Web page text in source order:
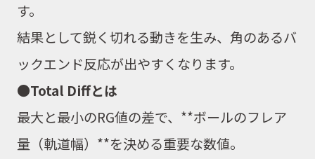
す。
結果として鋭く切れる動きを生み、角のあるバ
ックエンド反応が出やすくなります。
●Total Diffとは
最大と最小のRG値の差で、 **ボールのフレア
量（軌道幅） **を決める重要な数値。